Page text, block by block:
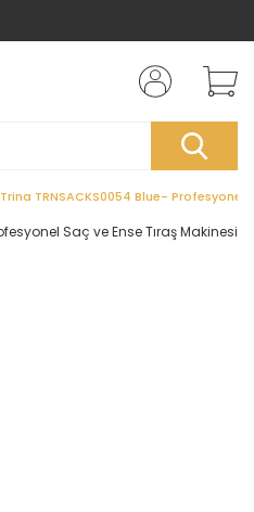
Trina TRNSACKS0054 Blue- Profesyonel